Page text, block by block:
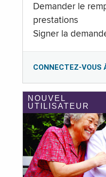
Demander le
prestations
Signer la
CONNECTEZ-VOUS
NOUVEL
UTILISATEUR